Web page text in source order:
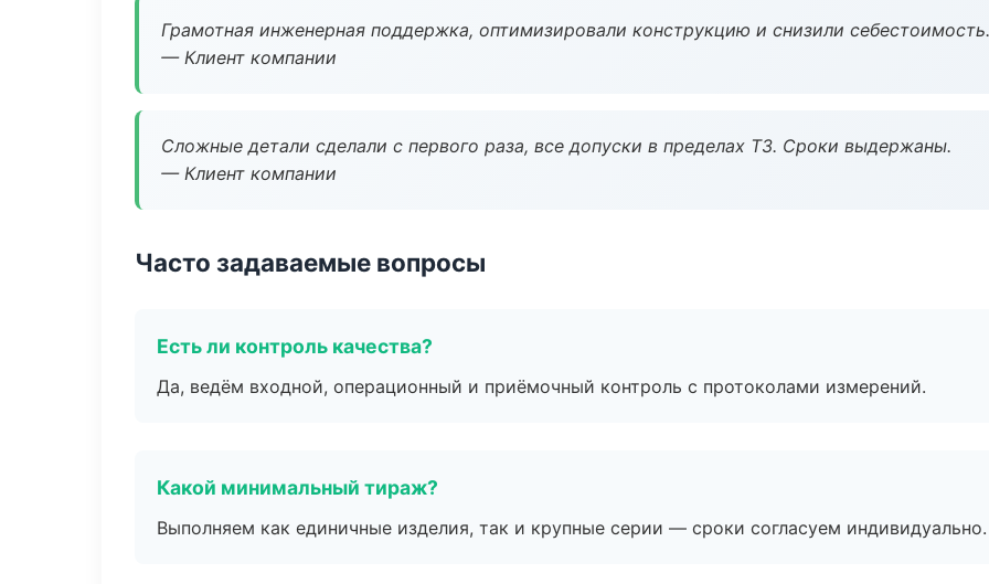
Грамотная инженерная поддержка, оптимизировали конструкцию и снизили себестоимость.
— Клиент компании
Сложные детали сделали с первого раза, все допуски в пределах ТЗ. Сроки выдержаны.
— Клиент компании
Часто задаваемые вопросы
Есть ли контроль качества?
Да, ведём входной, операционный и приёмочный контроль с протоколами измерений.
Какой минимальный тираж?
Выполняем как единичные изделия, так и крупные серии — сроки согласуем индивидуально.